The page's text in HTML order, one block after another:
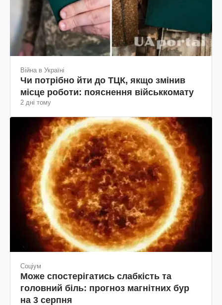
Війна в Україні
Чи потрібно йти до ТЦК, якщо змінив
місце роботи: пояснення військкомату
2 дні тому
Соціум
Може спостерігатись слабкість та
головний біль: прогноз магнітних бур
на 3 серпня